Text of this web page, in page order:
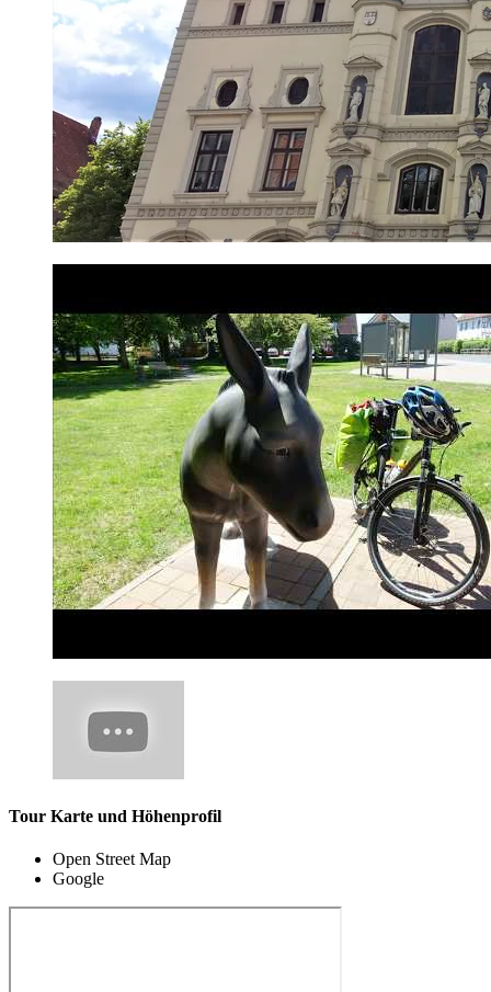
Tour Karte und Höhenprofil
Open Street Map
Google